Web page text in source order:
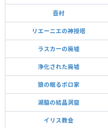
壺村
リエーニエの神授塔
ラスカーの廃墟
浄化された廃墟
狼の眠るボロ家
湖脇の結晶洞窟
イリス教会